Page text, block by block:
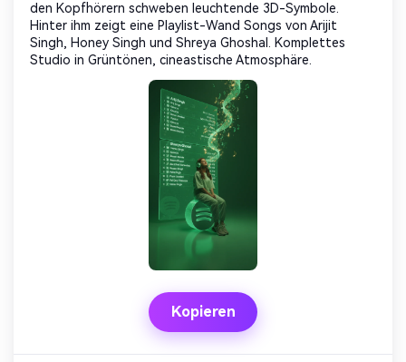
den Kopfhörern schweben leuchtende 3D-Symbole.
Hinter ihm zeigt eine Playlist-Wand Songs von Arijit
Singh, Honey Singh und Shreya Ghoshal. Komplettes
Studio in Grüntönen, cineastische Atmosphäre.
Kopieren